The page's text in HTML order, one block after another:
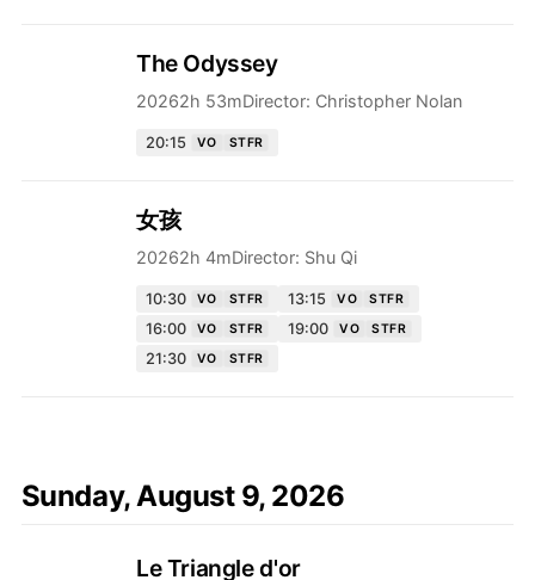
The Odyssey
20262h 53mDirector: Christopher Nolan
20:15 VO STFR
女孩
20262h 4mDirector: Shu Qi
10:30 VO STFR 13:15 VO STFR
16:00 VO STFR 19:00 VO STFR
21:30 VO STFR
Sunday, August 9, 2026
Le Triangle d'or